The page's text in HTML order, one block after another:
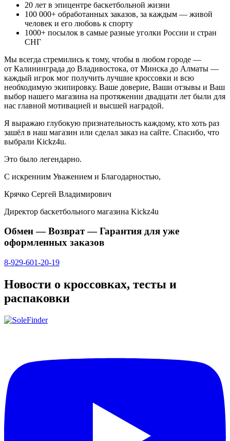
20 лет в эпицентре баскетбольной жизни
100 000+ обработанных заказов, за каждым — живой
человек и его любовь к спорту
1000+ посылок в самые разные уголки России и стран
СНГ
Мы всегда стремились к тому, чтобы в любом городе —
от Калининграда до Владивостока, от Минска до Алматы —
каждый игрок мог получить лучшие кроссовки и всю
необходимую экипировку. Ваше доверие, Ваши отзывы и Ваш
выбор нашего магазина на протяжении двадцати лет были для
нас главной мотивацией и высшей наградой.
Я выражаю глубокую признательность каждому, кто хоть раз
зашёл в наш магазин или сделал заказ на сайте. Спасибо, что
выбрали Kickz4u.
Это было легендарно.
С искренним Уважением и Благодарностью,
Крячко Сергей Владимирович
Директор баскетбольного магазина Kickz4u
Обмен — Возврат — Гарантия для уже
оформленных заказов
8-929-601-20-19
Новости о кроссовках, тесты и
распаковки